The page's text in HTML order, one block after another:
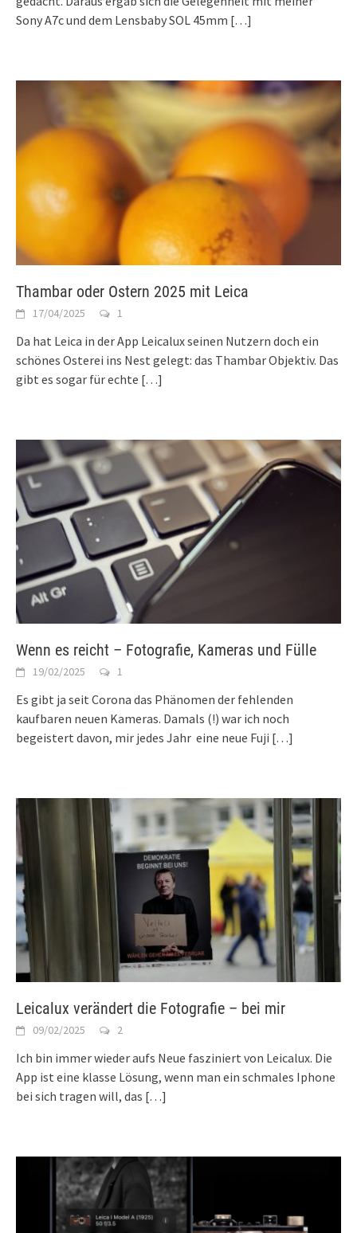
Sony A7c und dem Lensbaby SOL 45mm […]
Thambar oder Ostern 2025 mit Leica
17/04/2025 1
Da hat Leica in der App Leicalux seinen Nutzern doch ein
schönes Osterei ins Nest gelegt: das Thambar Objektiv. Das
gibt es sogar für echte […]
Wenn es reicht – Fotografie, Kameras und Fülle
19/02/2025 1
Es gibt ja seit Corona das Phänomen der fehlenden
kaufbaren neuen Kameras. Damals (!) war ich noch
begeistert davon, mir jedes Jahr eine neue Fuji […]
Leicalux verändert die Fotografie – bei mir
09/02/2025 2
Ich bin immer wieder aufs Neue fasziniert von Leicalux. Die
App ist eine klasse Lösung, wenn man ein schmales Iphone
bei sich tragen will, das […]